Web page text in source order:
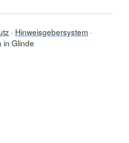
Hinweisgebersystem
in Glinde